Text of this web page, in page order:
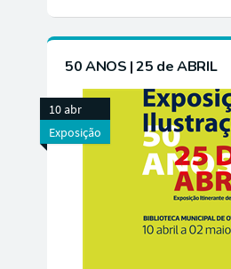
50 ANOS | 25 de ABRIL
10 abr
Exposição